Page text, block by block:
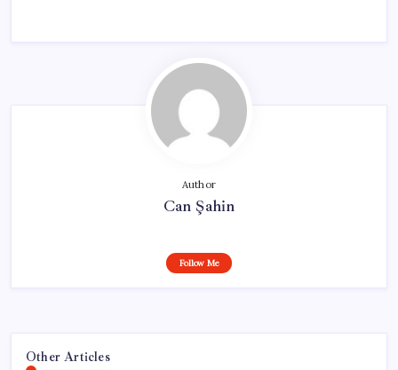
Author
Can Şahin
Follow Me
Other Articles